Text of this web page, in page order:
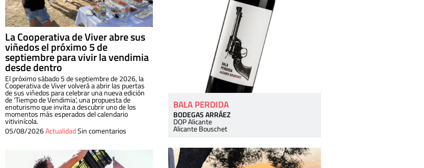
La Cooperativa de Viver abre sus
viñedos el próximo 5 de
septiembre para vivir la vendimia
desde dentro
El próximo sábado 5 de septiembre de 2026, la
Cooperativa de Viver volverá a abrir las puertas
de sus viñedos para celebrar una nueva edición
de ‘Tiempo de Vendimia’, una propuesta de
enoturismo que invita a descubrir uno de los
momentos más esperados del calendario
vitivinícola.
05/08/2026ActualidadSin comentarios
BALA PERDIDA
BODEGAS ARRÁEZ
DOP Alicante
Alicante Bouschet